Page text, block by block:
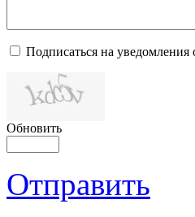
Подписаться на
Обновить
Отправить